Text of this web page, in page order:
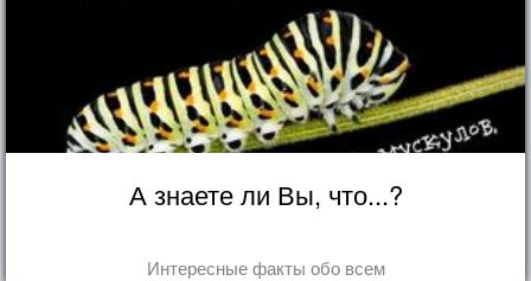
А знаете ли Вы, что...?
Интересные факты обо всем